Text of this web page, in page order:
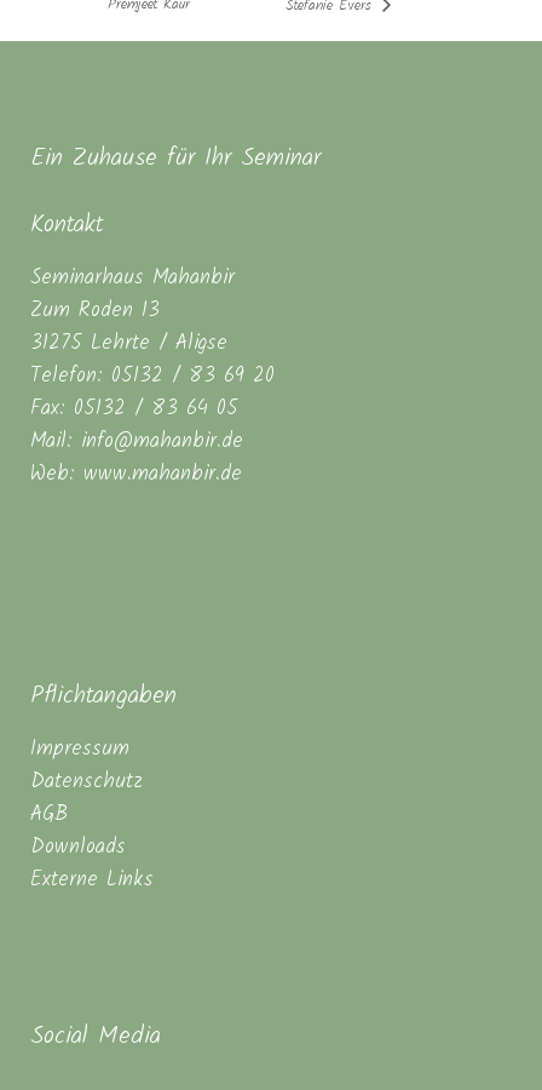
Stefanie Evers
Ein Zuhause für Ihr Seminar
Kontakt
Seminarhaus Mahanbir
Zum Roden 13
31275 Lehrte / Aligse
Telefon: 05132 / 83 69 20
Fax: 05132 / 83 64 05
Mail: info@mahanbir.de
Web: www.mahanbir.de
Pflichtangaben
Impressum
Datenschutz
AGB
Downloads
Externe Links
Social Media